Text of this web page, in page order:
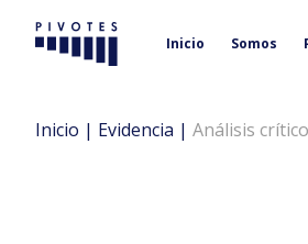
Pivotes Inicio Somos
Inicio | Evidencia | Análisis